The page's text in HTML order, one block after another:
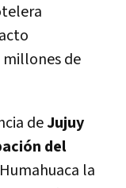
millones de
deJujuy
del
la